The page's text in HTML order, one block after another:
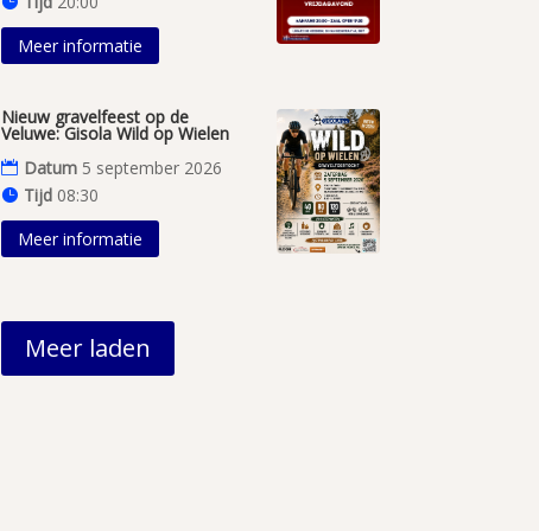
Meer informatie
Nieuw gravelfeest op de
Veluwe: Gisola Wild op Wielen
Datum 5 september 2026
Tijd 08:30
Meer informatie
Meer laden